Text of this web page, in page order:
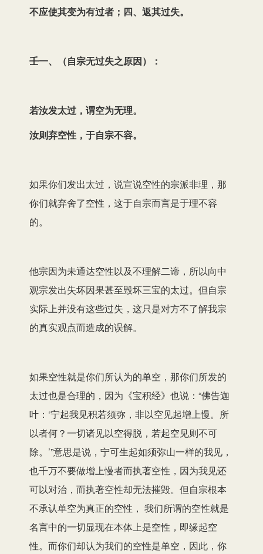
不应使其变为有过者；四、返其过失。
壬一、（自宗无过失之原因）：
若汝发太过，谓空为无理。
汝则弃空性，于自宗不容。
如果你们发出太过，说宣说空性的宗派非理，那
你们就弃舍了空性，这于自宗而言是于理不容
的。
他宗因为未通达空性以及不理解二谛，所以向中
观宗发出失坏因果甚至毁坏三宝的太过。但自宗
实际上并没有这些过失，这只是对方不了解我宗
的真实观点而造成的误解。
如果空性就是你们所认为的单空，那你们所发的
太过也是合理的，因为《宝积经》也说：“佛告迦
叶：‘宁起我见积若须弥，非以空见起增上慢。所
以者何？一切诸见以空得脱，若起空见则不可
除。’”意思是说，宁可生起如须弥山一样的我见，
也千万不要做增上慢者而执著空性，因为我见还
可以对治，而执著空性却无法摧毁。但自宗根本
不承认单空为真正的空性， 我们所谓的空性就是
名言中的一切显现在本体上是空性，即缘起空
性。而你们却认为我们的空性是单空，因此，你